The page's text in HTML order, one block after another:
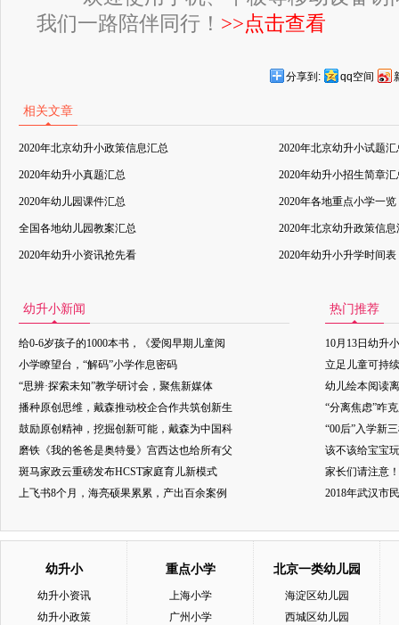
我们一路陪伴同行！ >>点击查看
分享到: qq空间
相关文章
2020年北京幼升小政策信息汇总 2020年北京幼升小试题汇
2020年幼升小真题汇总 2020年幼升小招生简章汇
2020年幼儿园课件汇总 2020年各地重点小学一览
全国各地幼儿园教案汇总 2020年北京幼升政策信息
2020年幼升小资讯抢先看 2020年幼升小升学时间表
幼升小新闻
给0-6岁孩子的1000本书，《爱阅早期儿童阅
小学瞭望台，“解码”小学作息密码
“思辨·探索未知”教学研讨会，聚焦新媒体
播种原创思维，戴森推动校企合作共筑创新生
鼓励原创精神，挖掘创新可能，戴森为中国科
磨铁《我的爸爸是奥特曼》宫西达也给所有父
斑马家政云重磅发布HCST家庭育儿新模式
上飞书8个月，海亮硕果累累，产出百余案例
热门推荐
10月13日幼升
立足儿童可持
幼儿绘本阅读
“分离焦虑”咋
“00后”入学新
该不该给宝宝
家长们请注意
2018年武汉市
幼升小
幼升小资讯
幼升小政策
重点小学
上海小学
广州小学
北京一类幼儿园
海淀区幼儿园
西城区幼儿园